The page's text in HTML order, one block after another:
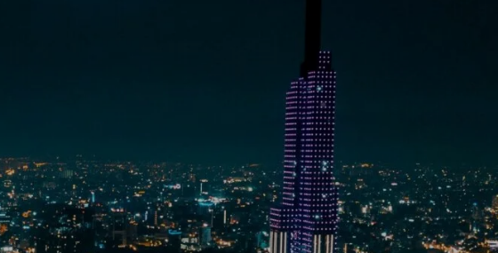
Over ons